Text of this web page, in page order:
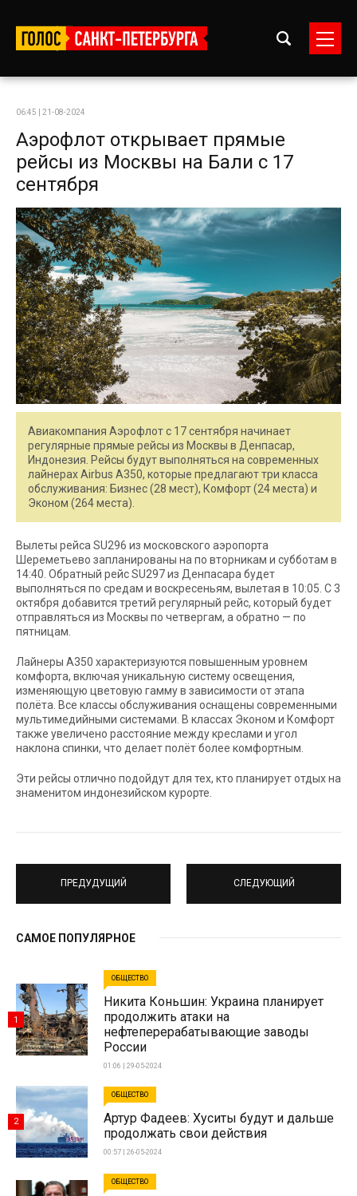
06:45 | 21-08-2024
Аэрофлот открывает прямые
рейсы из Москвы на Бали с 17
сентября
Авиакомпания Аэрофлот с 17 сентября начинает
регулярные прямые рейсы из Москвы в Денпасар,
Индонезия. Рейсы будут выполняться на современных
лайнерах Airbus A350, которые предлагают три класса
обслуживания: Бизнес (28 мест), Комфорт (24 места) и
Эконом (264 места).
Вылеты рейса SU296 из московского аэропорта
Шереметьево запланированы на по вторникам и субботам в
14:40. Обратный рейс SU297 из Денпасара будет
выполняться по средам и воскресеньям, вылетая в 10:05. С 3
октября добавится третий регулярный рейс, который будет
отправляться из Москвы по четвергам, а обратно — по
пятницам.
Лайнеры A350 характеризуются повышенным уровнем
комфорта, включая уникальную систему освещения,
изменяющую цветовую гамму в зависимости от этапа
полёта. Все классы обслуживания оснащены современными
мультимедийными системами. В классах Эконом и Комфорт
также увеличено расстояние между креслами и угол
наклона спинки, что делает полёт более комфортным.
Эти рейсы отлично подойдут для тех, кто планирует отдых на
знаменитом индонезийском курорте.
ПРЕДУДУЩИЙ СЛЕДУЮЩИЙ
САМОЕ ПОПУЛЯРНОЕ
ОБЩЕСТВО
Никита Коньшин: Украина планирует
продолжить атаки на
нефтеперерабатывающие заводы
России
01:06 | 29-05-2024
1
ОБЩЕСТВО
Артур Фадеев: Хуситы будут и дальше
продолжать свои действия
00:57 | 26-05-2024
2
ОБЩЕСТВО